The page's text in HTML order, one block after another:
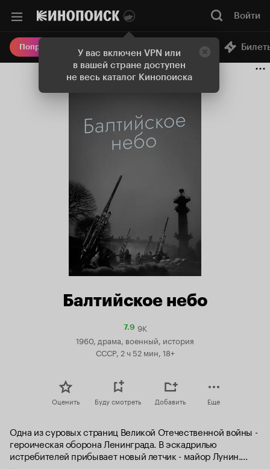
У вас включен VPN или
в вашей стране доступен
не весь каталог Кинопоиска
Войти
Попробовать Плюс Онлайн-кинотеатр
Балтийское небо
7.9Рейтинг
Кинопоиска
9K
1960, драма, военный, история
СССР, 2 ч 52 мин, 18+
Оценить Буду смотреть Добавить Еще
Одна из суровых страниц Великой Отечественной войны -
героическая оборона Ленинграда. В эскадрилью
истребителей прибывает новый летчик - майор Лунин.